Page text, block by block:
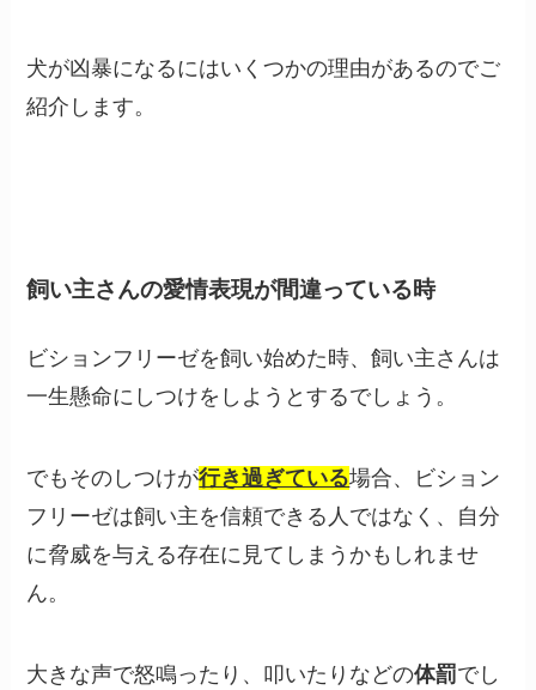
犬が凶暴になるにはいくつかの理由があるのでご
紹介します。
飼い主さんの愛情表現が間違っている時
ビションフリーゼを飼い始めた時、飼い主さんは
一生懸命にしつけをしようとするでしょう。
でもそのしつけが行き過ぎている場合、ビション
フリーゼは飼い主を信頼できる人ではなく、自分
に脅威を与える存在に見てしまうかもしれませ
ん。
大きな声で怒鳴ったり、叩いたりなどの体罰でし